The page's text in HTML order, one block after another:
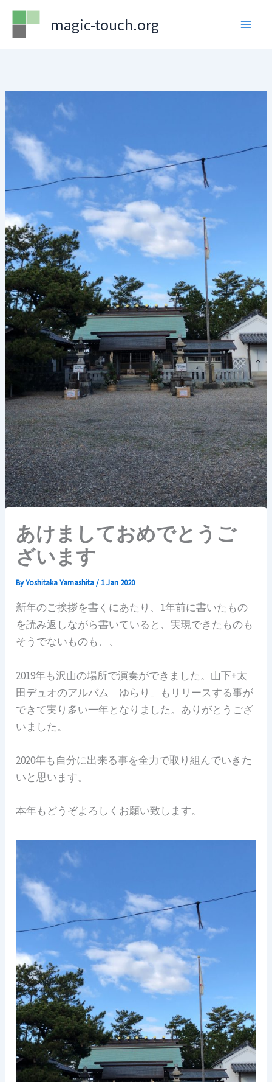
Skip
content
magic-touch.org
あけましておめでとうご
ざいます
ByYoshitaka Yamashita/ 1 Jan 2020
新年のご挨拶を書くにあたり、1年前に書いたもの
を読み返しながら書いていると、実現できたものも
そうでないものも、、
2019年も沢山の場所で演奏ができました。山下+太
田デュオのアルバム「ゆらり」もリリースする事が
できて実り多い一年となりました。ありがとうござ
いました。
2020年も自分に出来る事を全力で取り組んでいきた
いと思います。
本年もどうぞよろしくお願い致します。